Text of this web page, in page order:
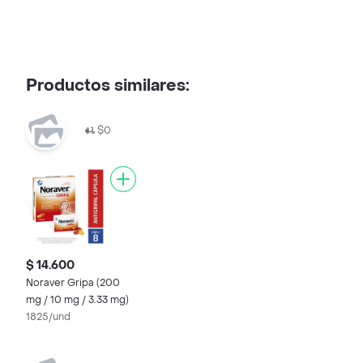
Productos similares:
$0
$ 14.600
Noraver Gripa (200
mg / 10 mg / 3.33 mg)
1825/und